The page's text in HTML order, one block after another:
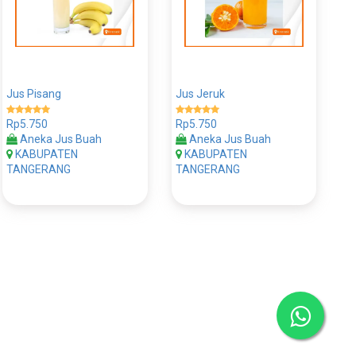
Jus Pisang
Rp5.750
Aneka Jus Buah
KABUPATEN
TANGERANG
Jus Jeruk
Rp5.750
Aneka Jus Buah
KABUPATEN
TANGERANG